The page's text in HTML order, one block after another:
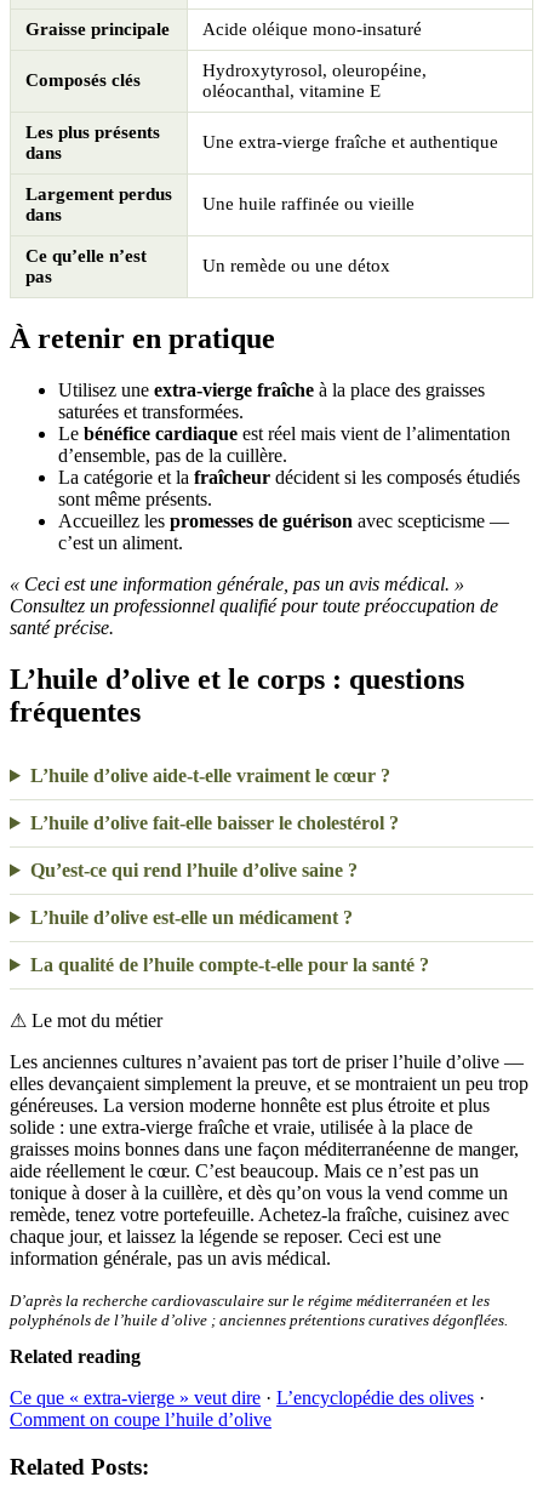
Graisse principale Acide oléique mono-insaturé
Composés clés
Hydroxytyrosol, oleuropéine,
oléocanthal, vitamine E
Les plus présents
dans
Une extra-vierge fraîche et authentique
Largement perdus
dans
Une huile raffinée ou vieille
Ce qu’elle n’est
pas
Un remède ou une détox
À retenir en pratique
Utilisez une extra-vierge fraîche à la place des graisses
saturées et transformées.
Le bénéfice cardiaque est réel mais vient de l’alimentation
d’ensemble, pas de la cuillère.
La catégorie et la fraîcheur décident si les composés étudiés
sont même présents.
Accueillez les promesses de guérison avec scepticisme —
c’est un aliment.
« Ceci est une information générale, pas un avis médical. »
Consultez un professionnel qualifié pour toute préoccupation de
santé précise.
L’huile d’olive et le corps : questions
fréquentes
L’huile d’olive aide-t-elle vraiment le cœur ?
L’huile d’olive fait-elle baisser le cholestérol ?
Qu’est-ce qui rend l’huile d’olive saine ?
L’huile d’olive est-elle un médicament ?
La qualité de l’huile compte-t-elle pour la santé ?
⚠ Le mot du métier
Les anciennes cultures n’avaient pas tort de priser l’huile d’olive —
elles devançaient simplement la preuve, et se montraient un peu trop
généreuses. La version moderne honnête est plus étroite et plus
solide : une extra-vierge fraîche et vraie, utilisée à la place de
graisses moins bonnes dans une façon méditerranéenne de manger,
aide réellement le cœur. C’est beaucoup. Mais ce n’est pas un
tonique à doser à la cuillère, et dès qu’on vous la vend comme un
remède, tenez votre portefeuille. Achetez-la fraîche, cuisinez avec
chaque jour, et laissez la légende se reposer. Ceci est une
information générale, pas un avis médical.
D’après la recherche cardiovasculaire sur le régime méditerranéen et les
polyphénols de l’huile d’olive ; anciennes prétentions curatives dégonflées.
Related reading
Ce que « extra-vierge » veut dire · L’encyclopédie des olives ·
Comment on coupe l’huile d’olive
Related Posts: